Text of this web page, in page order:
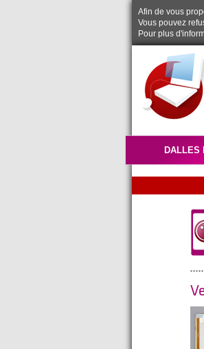
Afin de vous
Vous pouvez
Pour plus
DALLES